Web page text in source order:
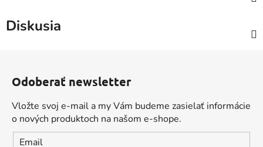
Diskusia
Odoberať newsletter
Vložte svoj e-mail a my Vám budeme zasielať informácie
o nových produktoch na našom e-shope.
Email